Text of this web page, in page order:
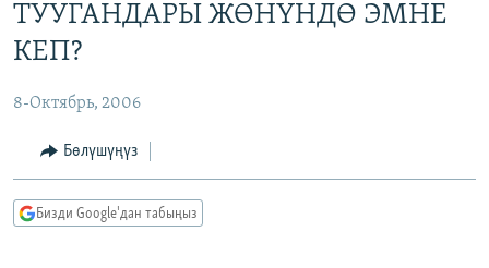
САЯСАТ
МАДАНИЯТ
ДҮЙНӨ
УКРАИНА
ТВ ПРОГРАММАЛАР
БҮГҮН АЗАТТЫКТА
ПОДКАСТ
ТУУГАНДАРЫ ЖӨНҮНДӨ ЭМНЕ
КЕП?
8-Октябрь, 2006
Бөлүшүңүз
Бизди Google'дан табыңыз